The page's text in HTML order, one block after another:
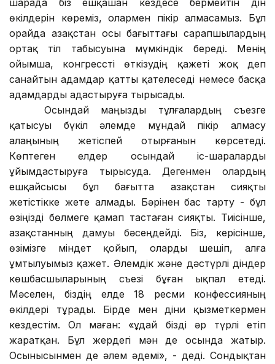
шарада біз ешқашан кездесе бермейтін дін
өкілдерін көреміз, олармен пікір алмасамыз. Бұл
орайда Қазақстан осы бағыттағы сарапшылардың
ортақ тіл табысуына мүмкіндік береді. Менің
ойымша, конгрессті өткізудің қажеті жоқ деп
санайтын адамдар қатты қателеседі немесе басқа
адамдарды адастыруға тырысады.
Осындай маңызды тұлғалардың съезге
қатысуы бүкіл әлемде мұндай пікір алмасу
алаңының жетіспей отырғанын көрсетеді.
Көптеген елдер осындай іс-шараларды
ұйымдастыруға тырысуда. Дегенмен олардың
ешқайсысы бұл бағытта Қазақстан сияқты
жетістікке жете алмады. Бәрінен бас тарту - бұл
өзіңізді бөлмеге қамап тастаған сияқты. Тиісінше,
Қазақстанның дамуы бәсеңдейді. Біз, керісінше,
өзімізге міндет қойып, оларды шешіп, алға
ұмтылуымыз қажет. Әлемдік және дәстүрлі діндер
көшбасшыларының съезі бұған ықпал етеді.
Мәселен, біздің елде 18 ресми конфессияның
өкілдері тұрады. Бірде мен діни қызметкермен
кездестім. Ол маған: «Құдай бізді әр түрлі етіп
жаратқан. Бұл жердегі мән де осында жатыр.
Осынысынмен де әлем әдемі», - деді. Сондықтан